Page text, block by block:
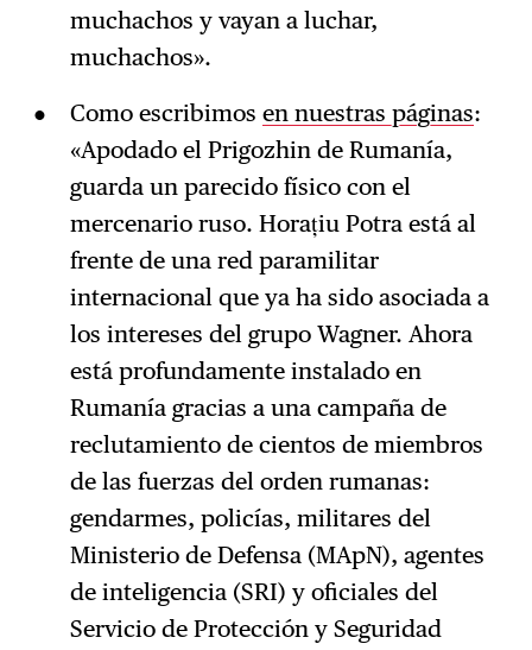
muchachos y vayan a luchar,
muchachos».
Como escribimos en nuestras páginas:
«Apodado el Prigozhin de Rumanía,
guarda un parecido físico con el
mercenario ruso. Horațiu Potra está al
frente de una red paramilitar
internacional que ya ha sido asociada a
los intereses del grupo Wagner. Ahora
está profundamente instalado en
Rumanía gracias a una campaña de
reclutamiento de cientos de miembros
de las fuerzas del orden rumanas:
gendarmes, policías, militares del
Ministerio de Defensa (MApN), agentes
de inteligencia (SRI) y oficiales del
Servicio de Protección y Seguridad